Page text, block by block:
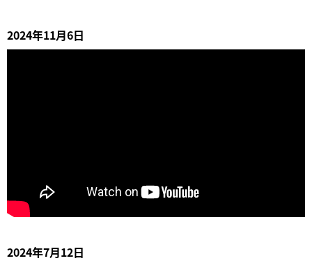
2024年11月6日
2024年7月12日